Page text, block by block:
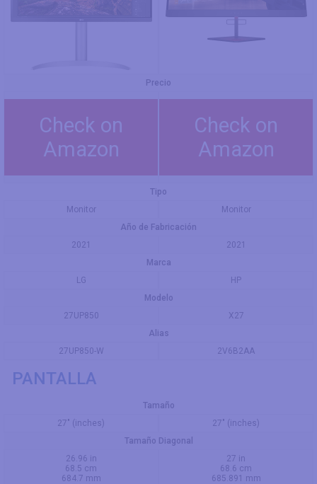
Precio
Check on
Amazon
Check on
Amazon
Tipo
Monitor
Monitor
Año de Fabricación
2021
2021
Marca
LG
HP
Modelo
27UP850
X27
Alias
27UP850-W
2V6B2AA
PANTALLA
Tamaño
27" (inches)
27" (inches)
Tamaño Diagonal
26.96 in
68.5 cm
684.7 mm
27 in
68.6 cm
685.891 mm